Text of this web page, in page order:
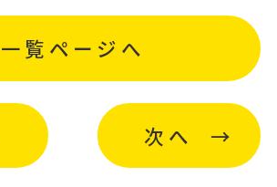
一覧ページへ
次へ